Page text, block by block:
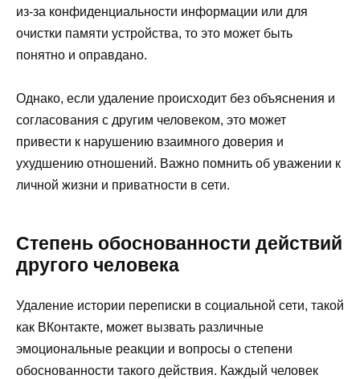
из-за конфиденциальности информации или для
очистки памяти устройства, то это может быть
понятно и оправдано.
Однако, если удаление происходит без объяснения и
согласования с другим человеком, это может
привести к нарушению взаимного доверия и
ухудшению отношений. Важно помнить об уважении к
личной жизни и приватности в сети.
Степень обоснованности действий
другого человека
Удаление истории переписки в социальной сети, такой
как ВКонтакте, может вызвать различные
эмоциональные реакции и вопросы о степени
обоснованности такого действия. Каждый человек